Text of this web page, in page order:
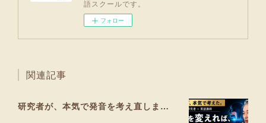
語スクールです。
フォロー
関連記事
研究者が、本気で発音を考え直しました。